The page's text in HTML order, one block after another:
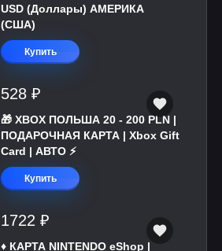
USD (Доллары) АМЕРИКА
(США)
Купить
528 ₽
🎁 XBOX ПОЛЬША 20 - 200 PLN |
ПОДАРОЧНАЯ КАРТА | Xbox Gift
Card | АВТО ⚡
Купить
1722 ₽
♦️ КАРТА NINTENDO eShop |